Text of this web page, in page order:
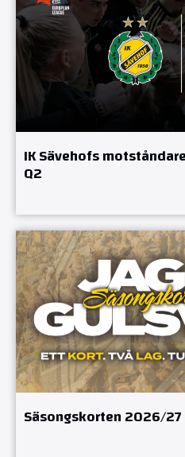
IK Sävehofs
Q2
Säsongskorten 2026/